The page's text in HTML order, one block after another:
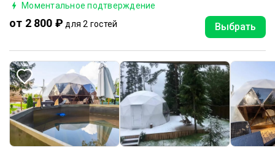
Моментальное подтверждение
от 2 800 ₽ для 2 гостей Выбрать